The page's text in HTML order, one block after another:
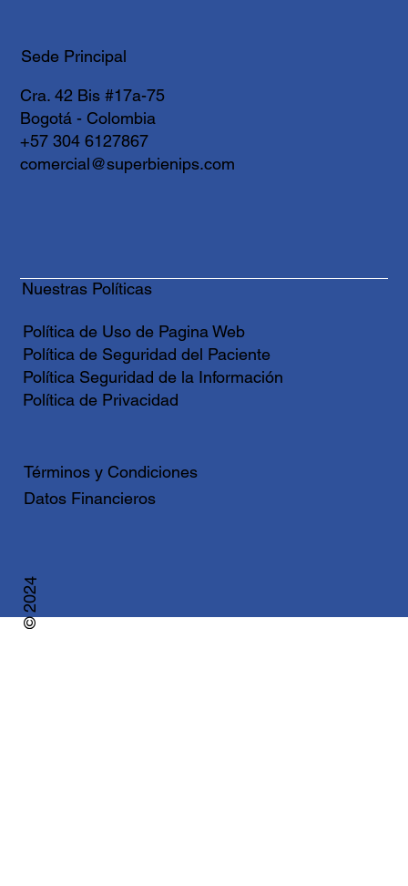
Nuestras Políticas
Política de Uso de Pagina Web
Política de Seguridad del Paciente
Política Seguridad de la Información
Política de Privacidad
Sede Principal
Cra. 42 Bis #17a-75
Bogotá - Colombia
+57 304 6127867
comercial@superbienips.com
Datos Financieros
Términos y Condiciones
© 2024